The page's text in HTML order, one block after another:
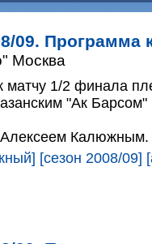
09. Программа
Москва
матчу 1/2 финала
"Ак
Калюжным.
[сезон 2008/09]